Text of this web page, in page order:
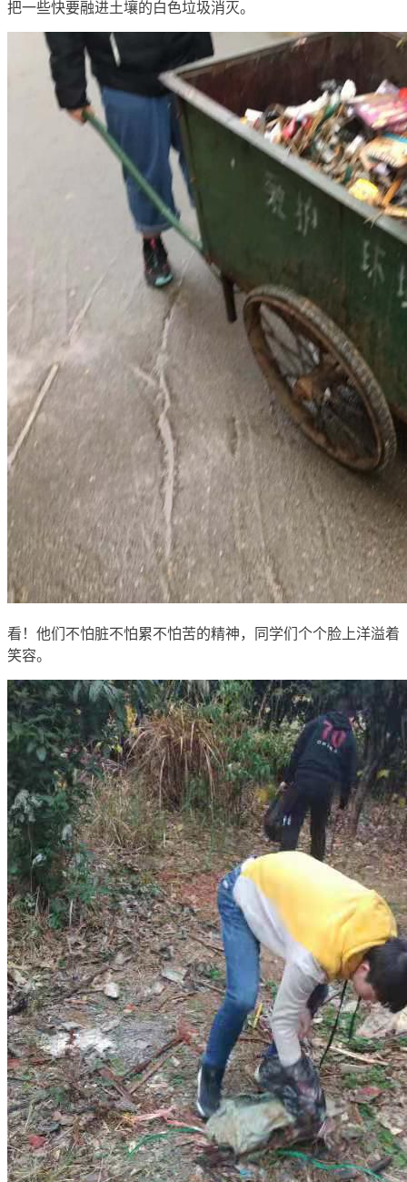
把一些快要融进土壤的白色垃圾消灭。
看！他们不怕脏不怕累不怕苦的精神，同学们个个脸上洋溢着
笑容。